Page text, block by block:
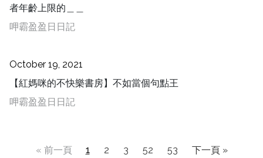
者年齡上限的＿＿
呷霸盈盈日日記
October 19, 2021
【紅媽咪的不快樂書房】不如當個句點王
呷霸盈盈日日記
« 前一頁 1 2 3 52 53 下一頁 »